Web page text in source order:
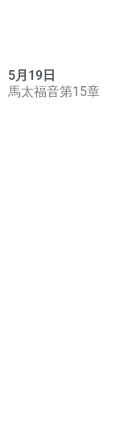
5月19日
馬太福音第15章